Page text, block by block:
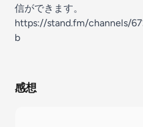
信ができます。
https://stand.fm/channels/
b
感想